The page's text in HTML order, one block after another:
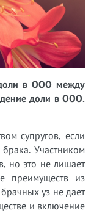
в ООО между
доли в ООО.
супругов, если
Участником
но это не лишает
преимуществ из
уз не дает
и включение